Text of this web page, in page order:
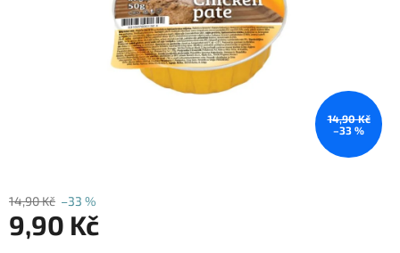
14,90 Kč
–33 %
14,90 Kč –33 %
9,90 Kč